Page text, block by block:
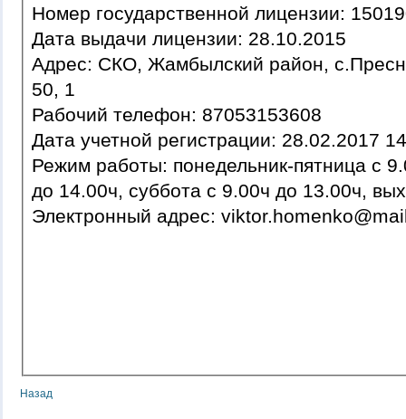
Номер государственной
Дата выдачи лицензии: 28.10.2015
Адрес: СКО, Жамбылский район, с.Пресновка, Интернациональная,
50, 1
Рабочий телефон: 87053153608
Дата учетной регистрации:
Режим работы: понедельник-пятница с 9.00ч до 18-00ч, обед с 13.00ч
до 14.00ч, суббота с 9.00ч до 13.00ч,
Электронный адрес:
Назад